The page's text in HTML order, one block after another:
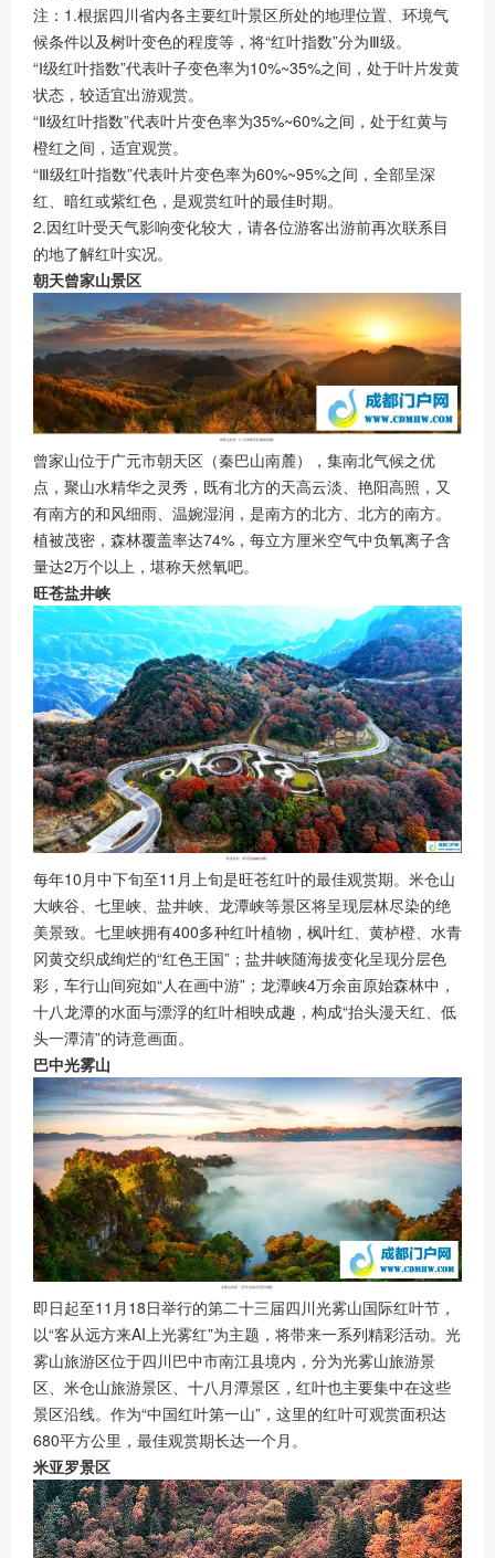
注：1.根据四川省内各主要红叶景区所处的地理位置、环境气
候条件以及树叶变色的程度等，将“红叶指数”分为Ⅲ级。
“Ⅰ级红叶指数”代表叶子变色率为10%~35%之间，处于叶片发黄
状态，较适宜出游观赏。
“Ⅱ级红叶指数”代表叶片变色率为35%~60%之间，处于红黄与
橙红之间，适宜观赏。
“Ⅲ级红叶指数”代表叶片变色率为60%~95%之间，全部呈深
红、暗红或紫红色，是观赏红叶的最佳时期。
2.因红叶受天气影响变化较大，请各位游客出游前再次联系目
的地了解红叶实况。
朝天曾家山景区
曾家山红叶（广元市朝天区摄协供图）
曾家山位于广元市朝天区（秦巴山南麓），集南北气候之优
点，聚山水精华之灵秀，既有北方的天高云淡、艳阳高照，又
有南方的和风细雨、温婉湿润，是南方的北方、北方的南方。
植被茂密，森林覆盖率达74%，每立方厘米空气中负氧离子含
量达2万个以上，堪称天然氧吧。
旺苍盐井峡
旺苍红叶（旺苍县融媒供图 ）
每年10月中下旬至11月上旬是旺苍红叶的最佳观赏期。米仓山
大峡谷、七里峡、盐井峡、龙潭峡等景区将呈现层林尽染的绝
美景致。七里峡拥有400多种红叶植物，枫叶红、黄栌橙、水青
冈黄交织成绚烂的“红色王国”；盐井峡随海拔变化呈现分层色
彩，车行山间宛如“人在画中游”；龙潭峡4万余亩原始森林中，
十八龙潭的水面与漂浮的红叶相映成趣，构成“抬头漫天红、低
头一潭清”的诗意画面。
巴中光雾山
光雾山风景 （巴中文旅示范区 供图 ）
即日起至11月18日举行的第二十三届四川光雾山国际红叶节，
以“客从远方来AI上光雾红”为主题，将带来一系列精彩活动。光
雾山旅游区位于四川巴中市南江县境内，分为光雾山旅游景
区、米仓山旅游景区、十八月潭景区，红叶也主要集中在这些
景区沿线。作为“中国红叶第一山”，这里的红叶可观赏面积达
680平方公里，最佳观赏期长达一个月。
米亚罗景区